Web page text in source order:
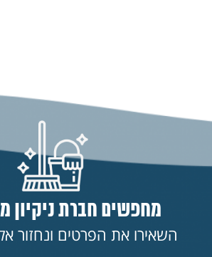
מחפשים חברת ניקיון
השאירו את הפרטים ונחזור